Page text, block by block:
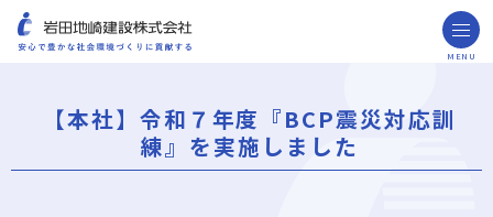
MENU
ごあいさつ
ミッション・ビジョン・社訓
会社概要
組織図
役員一覧
沿革
岩田地崎の歴史
事業所一覧
関連会社
プレスリリース
財務情報
岩田地崎建設のCM
3分でわかる岩田地崎建設
【本社】令和７年度『BCP震災対応訓
練』を実施しました